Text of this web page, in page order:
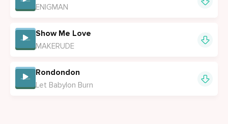
ENIGMAN
Show Me Love
MAKERUDE
Rondondon
Let Babylon Burn